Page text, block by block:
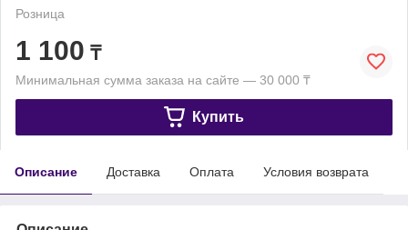
Розница
1 100 ₸
Минимальная сумма заказа на сайте — 30 000 ₸
Купить
Описание Доставка Оплата Условия возврата